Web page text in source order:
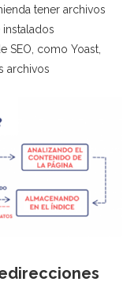
tener archivos
SEO, como Yoast,
archivos